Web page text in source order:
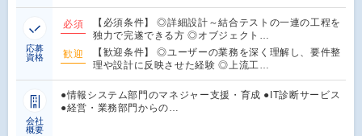
応募
資格
必須
【必須条件】 ◎詳細設計～結合テストの一連の工程を
独力で完遂できる方 ◎オブジェクト…
歓迎
【歓迎条件】 ◎ユーザーの業務を深く理解し、要件整
理や設計に反映させた経験 ◎上流工…
会社
概要
●情報システム部門のマネジャー支援・育成 ●IT診断サービス
●経営・業務部門からの…